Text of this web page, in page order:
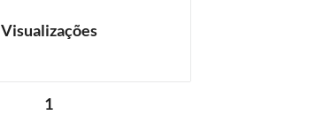
Visualizações
1